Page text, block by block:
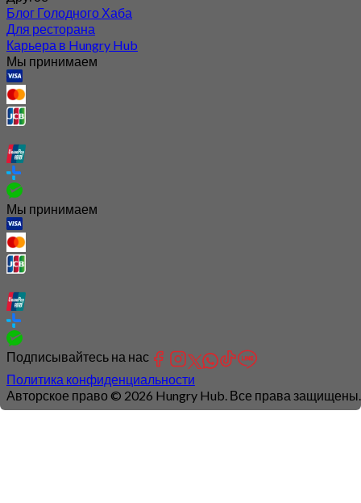
Блог Голодного Хаба
Для ресторана
Карьера в Hungry Hub
Мы принимаем
Мы принимаем
Подписывайтесь на нас
Политика конфиденциальности
Авторское право © 2026 Hungry Hub. Все права защищены.
Connection